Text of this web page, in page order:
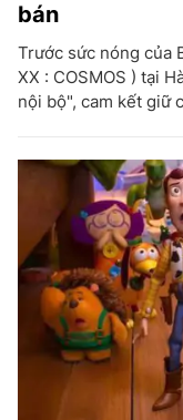
bán
Trước sức nóng của
XX : COSMOS ) tại
nội bộ", cam kết giữ